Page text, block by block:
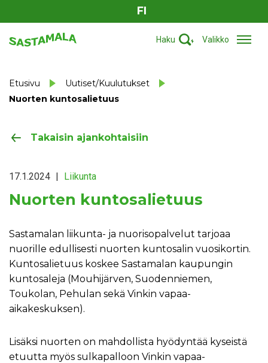
FI
Haku Valikko
Etusivu
Uutiset/Kuulutukset
Nuorten kuntosalietuus
Takaisin ajankohtaisiin
17.1.2024 | Liikunta
Nuorten kuntosalietuus
Sastamalan liikunta- ja nuorisopalvelut tarjoaa
nuorille edullisesti nuorten kuntosalin vuosikortin.
Kuntosalietuus koskee Sastamalan kaupungin
kuntosaleja (Mouhijärven, Suodenniemen,
Toukolan, Pehulan sekä Vinkin vapaa-
aikakeskuksen).
Lisäksi nuorten on mahdollista hyödyntää kyseistä
etuutta myös sulkapalloon Vinkin vapaa-